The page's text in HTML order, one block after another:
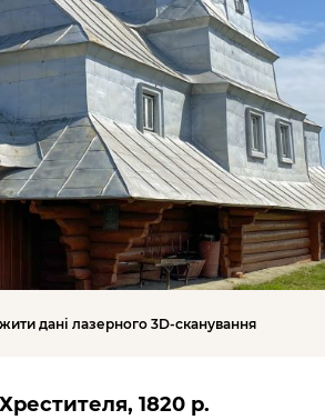
дані лазерного 3D-сканування
1820 р.